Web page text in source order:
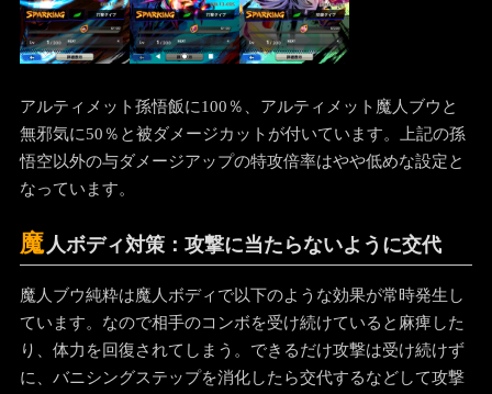
アルティメット孫悟飯に100％、アルティメット魔人ブウと
無邪気に50％と被ダメージカットが付いています。上記の孫
悟空以外の与ダメージアップの特攻倍率はやや低めな設定と
なっています。
魔 人ボディ対策：攻撃に当たらないように交代
魔人ブウ純粋は魔人ボディで以下のような効果が常時発生し
ています。なので相手のコンボを受け続けていると麻痺した
り、体力を回復されてしまう。できるだけ攻撃は受け続けず
に、バニシングステップを消化したら交代するなどして攻撃